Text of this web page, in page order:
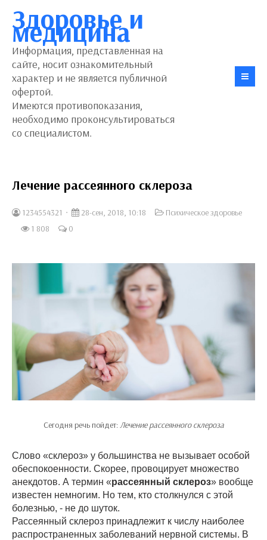
Здоровье и
медицина
Информация, представленная на
сайте, носит ознакомительный
характер и не является публичной
офертой.
Имеются противопоказания,
необходимо проконсультироваться
со специалистом.
Лечение рассеянного склероза
1234554321 28-сен, 2018, 10:18
Психическое здоровье
1 808
0
Сегодня речь пойдет: Лечение рассеянного склероза
Слово «склероз» у большинства не вызывает особой
обеспокоенности. Скорее, провоцирует множество
анекдотов. А термин «рассеянный склероз» вообще
известен немногим. Но тем, кто столкнулся с этой
болезнью, - не до шуток.
Рассеянный склероз принадлежит к числу наиболее
распространенных заболеваний нервной системы. В